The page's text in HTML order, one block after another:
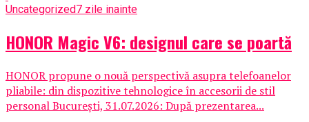
Uncategorized7 zile inainte
HONOR Magic V6: designul care se poartă
HONOR propune o nouă perspectivă asupra telefoanelor
pliabile: din dispozitive tehnologice în accesorii de stil
personal București, 31.07.2026: După prezentarea...